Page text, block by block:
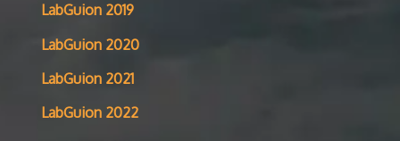
LabGuion 2019
LabGuion 2020
LabGuion 2021
LabGuion 2022